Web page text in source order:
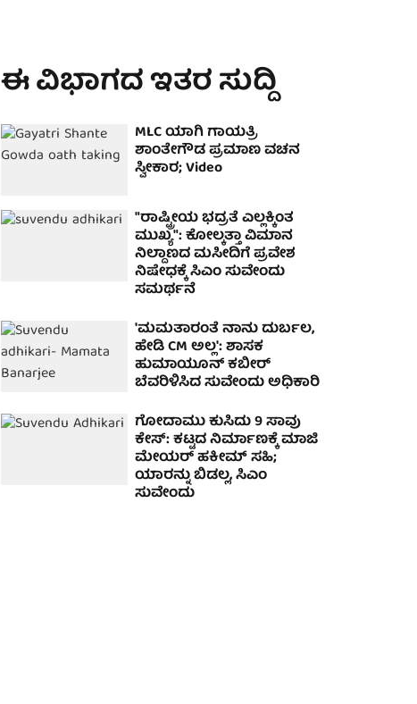
ಈ ವಿಭಾಗದ ಇತರ ಸುದ್ದಿ
MLC ಯಾಗಿ ಗಾಯತ್ರಿ
ಶಾಂತೇಗೌಡ ಪ್ರಮಾಣ ವಚನ
ಸ್ವೀಕಾರ; Video
"ರಾಷ್ಟ್ರೀಯ ಭದ್ರತೆ ಎಲ್ಲಕ್ಕಿಂತ
ಮುಖ್ಯ": ಕೋಲ್ಕತ್ತಾ ವಿಮಾನ
ನಿಲ್ದಾಣದ ಮಸೀದಿಗೆ ಪ್ರವೇಶ
ನಿಷೇಧಕ್ಕೆ ಸಿಎಂ ಸುವೇಂದು
ಸಮರ್ಥನೆ
'ಮಮತಾರಂತೆ ನಾನು ದುರ್ಬಲ,
ಹೇಡಿ CM ಅಲ್ಲ': ಶಾಸಕ
ಹುಮಾಯೂನ್ ಕಬೀರ್​
ಬೆವರಿಳಿಸಿದ ಸುವೇಂದು ಅಧಿಕಾರಿ
ಗೋದಾಮು ಕುಸಿದು 9 ಸಾವು
ಕೇಸ್: ಕಟ್ಟದ ನಿರ್ಮಾಣಕ್ಕೆ ಮಾಜಿ
ಮೇಯರ್ ಹಕೀಮ್ ಸಹಿ;
ಯಾರನ್ನು ಬಿಡಲ್ಲ, ಸಿಎಂ
ಸುವೇಂದು